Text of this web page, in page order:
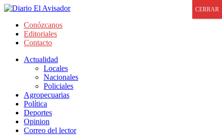
Conózcanos
Editoriales
Contacto
Actualidad
Locales
Nacionales
Policiales
Agropecuarias
Política
Deportes
Opinion
Correo del lector
CERRAR